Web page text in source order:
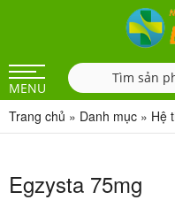
MENU
Trang chủ » Danh mục » Hệ
Egzysta 75mg